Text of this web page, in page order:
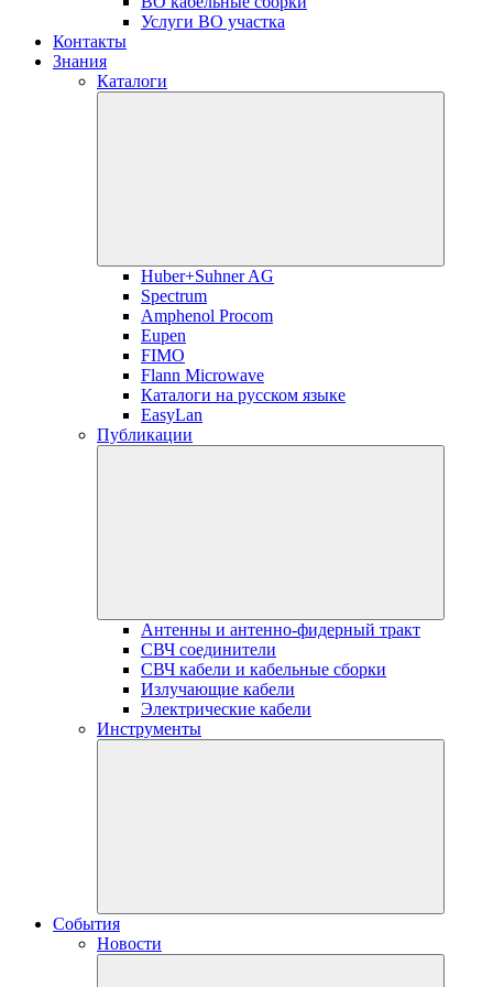
Услуги ВО участка
Контакты
Знания
Каталоги
Huber+Suhner AG
Spectrum
Amphenol Procom
Eupen
FIMO
Flann Microwave
Каталоги на русском языке
EasyLan
Публикации
Антенны и антенно-фидерный тракт
СВЧ соединители
СВЧ кабели и кабельные сборки
Излучающие кабели
Электрические кабели
Инструменты
События
Новости